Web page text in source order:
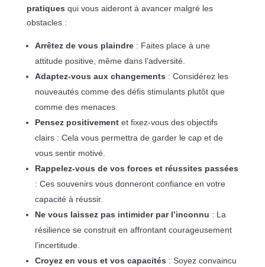
pratiques qui vous aideront à avancer malgré les
obstacles :
Arrêtez de vous plaindre: Faites place à une
attitude positive, même dans l’adversité.
Adaptez-vous aux changements : Considérez les
nouveautés comme des défis stimulants plutôt que
comme des menaces.
Pensez positivementet fixez-vous des objectifs
clairs : Cela vous permettra de garder le cap et de
vous sentir motivé.
Rappelez-vous de vos forces et réussites passées
: Ces souvenirs vous donneront confiance en votre
capacité à réussir.
Ne vous laissez pas intimider par l’inconnu : La
résilience se construit en affrontant courageusement
l’incertitude.
Croyez en vous et vos capacités : Soyez convaincu